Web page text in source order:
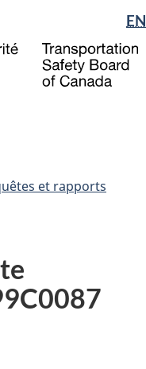
EN
et rapports